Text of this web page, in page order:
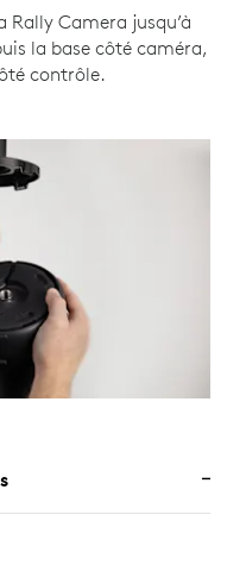
Rally Camera jusqu’à
en charge des
la base côté caméra,
contrôle.